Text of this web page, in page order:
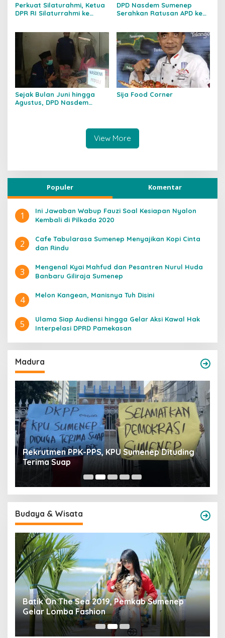
Perkuat Silaturahmi, Ketua
DPR RI Silaturrahmi ke
DPD Nasdem Sumenep
Serahkan Ratusan APD ke
Sejak Bulan Juni hingga
Agustus, DPD Nasdem
Sija Food Corner
View More
Populer Komentar
1
Ini Jawaban Wabup Fauzi Soal Kesiapan Nyalon
Kembali di Pilkada 2020
2
Cafe Tabularasa Sumenep Menyajikan Kopi Cinta
dan Rindu
3
Mengenal Kyai Mahfud dan Pesantren Nurul Huda
Banbaru Giliraja Sumenep
4 Melon Kangean, Manisnya Tuh Disini
5
Ulama Siap Audiensi hingga Gelar Aksi Kawal Hak
Interpelasi DPRD Pamekasan
Madura
Rekrutmen PPK-PPS, KPU Sumenep Dituding
Terima Suap
Budaya & Wisata
Batik On The Sea 2019, Pemkab Sumenep
Gelar Lomba Fashion